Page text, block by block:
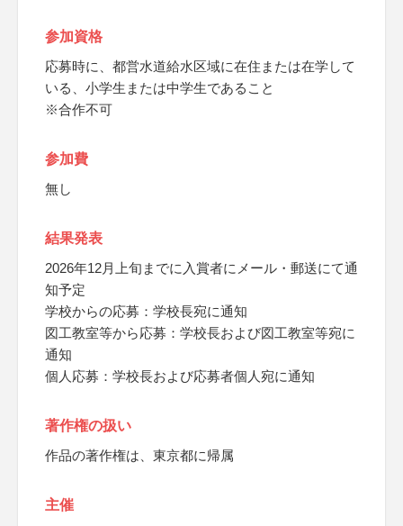
参加資格
応募時に、都営水道給水区域に在住または在学して
いる、小学生または中学生であること
※合作不可
参加費
無し
結果発表
2026年12月上旬までに入賞者にメール・郵送にて通
知予定
学校からの応募：学校長宛に通知
図工教室等から応募：学校長および図工教室等宛に
通知
個人応募：学校長および応募者個人宛に通知
著作権の扱い
作品の著作権は、東京都に帰属
主催